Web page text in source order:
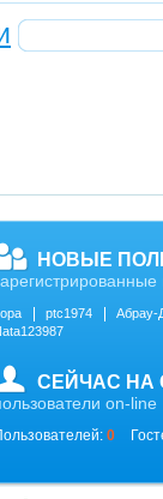
НОВЫЕ
ptc1974
Абрау-
СЕЙЧАС НА
on-line
0